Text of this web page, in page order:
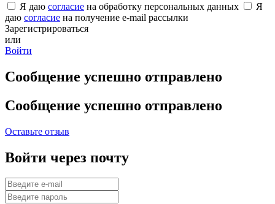
Я даю согласие на обработку персональных данных
Я
даю согласие на получение e-mail рассылки
Зарегистрироваться
или
Войти
Сообщение успешно отправлено
Сообщение успешно отправлено
Оставьте отзыв
Войти через почту